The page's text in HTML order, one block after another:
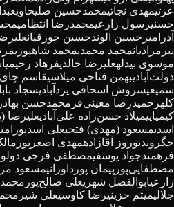
عزتیمهدی نجاتیمحمدحسین صلیحاوی
حسنیرسول زارعیمحمدرضا انتظامی
آذر امیرحسین الوندحسین جوزقیان
پیرمرادیانمحمد محمدیمحمد شاهپوری
موسوی بیدلهعلیرضا خالدیفرهاد رحیمی
دولت‌آبادیبهمن فتاحی میلاسیقاسم
سمیعیسروش اسحاقی یزدآبادیسجاد
کلهر حمیدرضا معینی‌فر محمدحسن
کیمیاییمیلاد حسن‌زاده علی‌آبادیعلیرضا
اسدیمسعود (مهدی) فتحیعلی اسدپور
جگروندنوروز آقازادهمهدی اصغرپور
فرهمندجواد یوسفیمصطفی فرجی دولو
مصطفایی‌پور پیمان پورداورانیمسعود
زارعیابوالفضل شهریعلی صالح‌پور محمد
جلالیمیثم حزینیرضا کاوسیعلی